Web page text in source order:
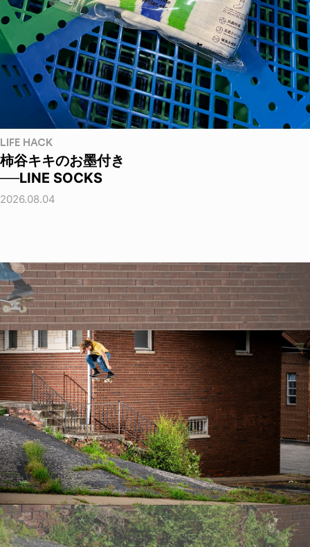
LIFE HACK
柿谷キキのお墨付き
──LINE SOCKS
2026.08.04